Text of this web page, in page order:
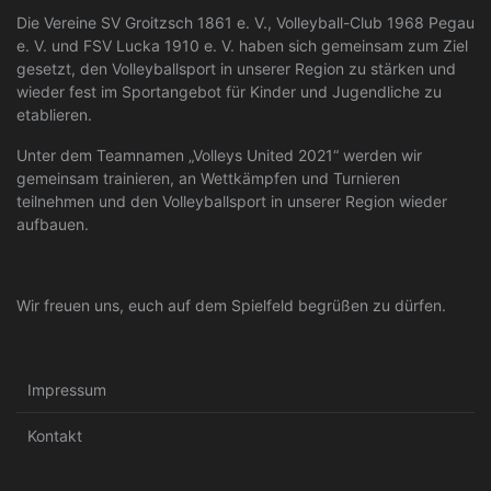
Die Vereine SV Groitzsch 1861 e. V., Volleyball-Club 1968 Pegau
e. V. und FSV Lucka 1910 e. V. haben sich gemeinsam zum Ziel
gesetzt, den Volleyballsport in unserer Region zu stärken und
wieder fest im Sportangebot für Kinder und Jugendliche zu
etablieren.
Unter dem Teamnamen „Volleys United 2021“ werden wir
gemeinsam trainieren, an Wettkämpfen und Turnieren
teilnehmen und den Volleyballsport in unserer Region wieder
aufbauen.
Wir freuen uns, euch auf dem Spielfeld begrüßen zu dürfen.
Impressum
Kontakt